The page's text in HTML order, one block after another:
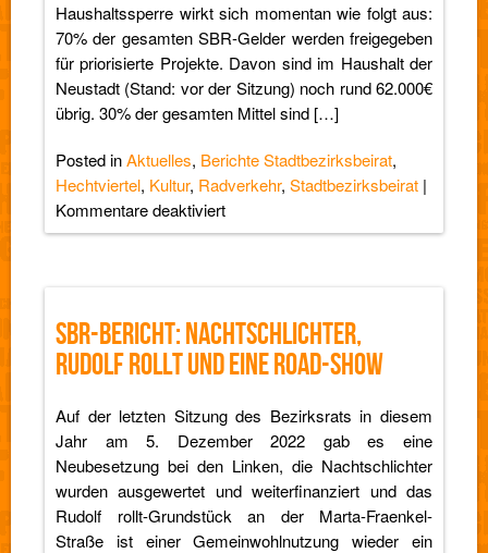
Haushaltssperre wirkt sich momentan wie folgt aus:
70% der gesamten SBR-Gelder werden freigegeben
für priorisierte Projekte. Davon sind im Haushalt der
Neustadt (Stand: vor der Sitzung) noch rund 62.000€
übrig. 30% der gesamten Mittel sind […]
Posted inAktuelles, Berichte Stadtbezirksbeirat,
Hechtviertel, Kultur, Radverkehr, Stadtbezirksbeirat |
Kommentare deaktiviertfür
SBR-
Fördergelder
für
und
Kultur,
Fahrradbügel
und
vieles
mehr
SBR-BERICHT: NACHTSCHLICHTER,
RUDOLF ROLLT UND EINE ROAD-SHOW
Auf der letzten Sitzung des Bezirksrats in diesem
Jahr am 5. Dezember 2022 gab es eine
Neubesetzung bei den Linken, die Nachtschlichter
wurden ausgewertet und weiterfinanziert und das
Rudolf rollt-Grundstück an der Marta-Fraenkel-
Straße ist einer Gemeinwohlnutzung wieder ein